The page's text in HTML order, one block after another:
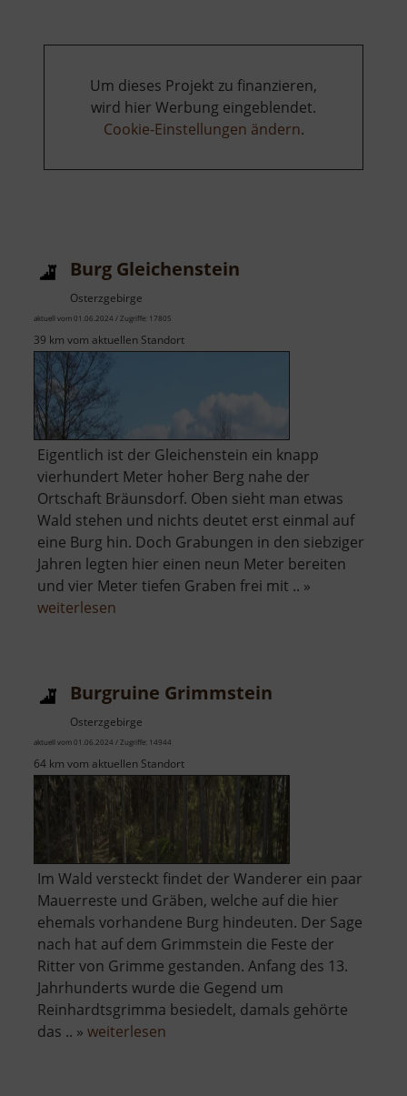
Um dieses Projekt zu finanzieren,
wird hier Werbung eingeblendet.
Cookie-Einstellungen ändern.
Burg Gleichenstein
Osterzgebirge
aktuell vom 01.06.2024 / Zugriffe: 17805
39 km vom aktuellen Standort
Eigentlich ist der Gleichenstein ein knapp
vierhundert Meter hoher Berg nahe der
Ortschaft Bräunsdorf. Oben sieht man etwas
Wald stehen und nichts deutet erst einmal auf
eine Burg hin. Doch Grabungen in den siebziger
Jahren legten hier einen neun Meter bereiten
und vier Meter tiefen Graben frei mit .. »
weiterlesen
Burgruine Grimmstein
Osterzgebirge
aktuell vom 01.06.2024 / Zugriffe: 14944
64 km vom aktuellen Standort
Im Wald versteckt findet der Wanderer ein paar
Mauerreste und Gräben, welche auf die hier
ehemals vorhandene Burg hindeuten. Der Sage
nach hat auf dem Grimmstein die Feste der
Ritter von Grimme gestanden. Anfang des 13.
Jahrhunderts wurde die Gegend um
Reinhardtsgrimma besiedelt, damals gehörte
das .. » weiterlesen